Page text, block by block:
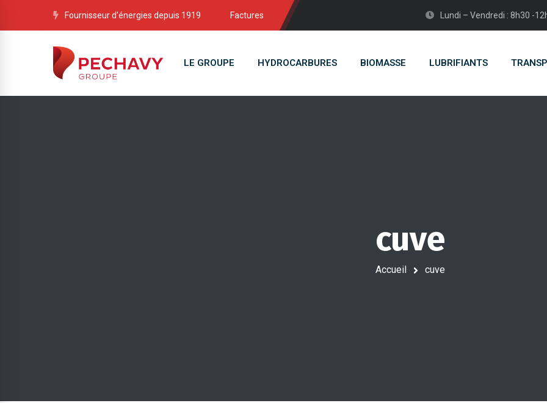
Fournisseur d’énergies depuis 1919 Factures Lundi – Vendredi : 8h30 -
LE GROUPE HYDROCARBURES BIOMASSE LUBRIFIANTS
cuve
Accueil cuve